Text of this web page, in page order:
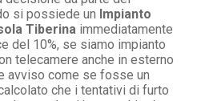
si possiede un Impianto
Tiberina immediatamente
del 10%, se siamo impianto
telecamere anche in esterno
avviso come se fosse un
che i tentativi di furto